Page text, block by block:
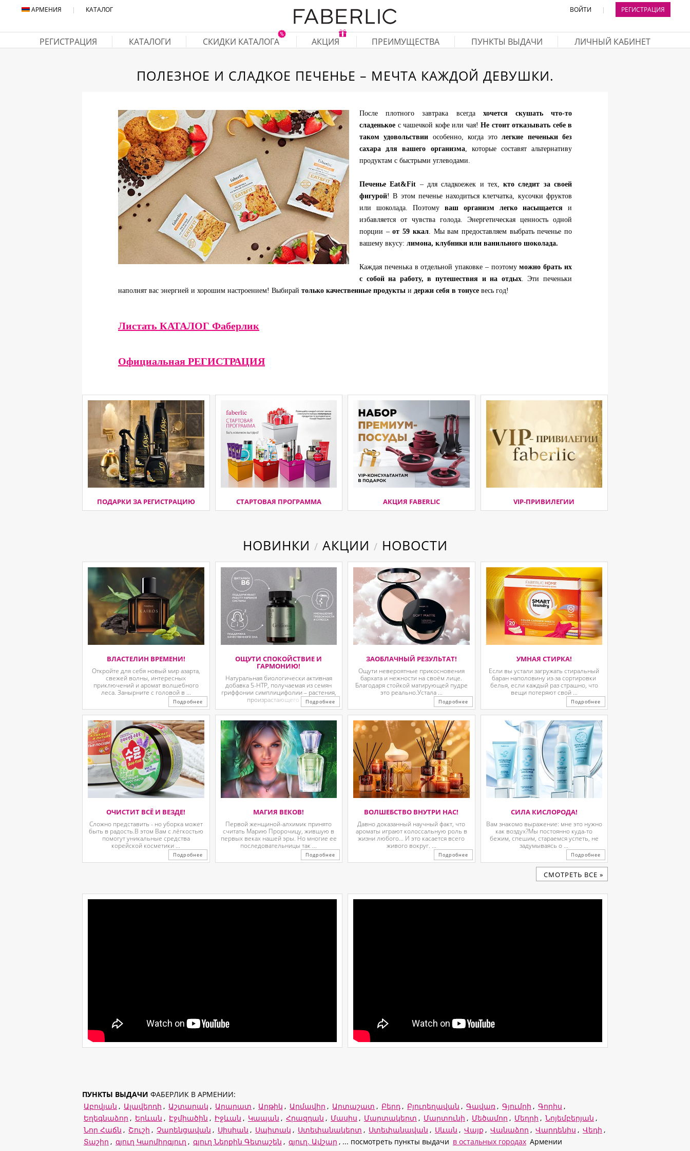
АРМЕНИЯ | КАТАЛОГ ВОЙТИ | РЕГИСТРАЦИЯ
РЕГИСТРАЦИЯ КАТАЛОГИ СКИДКИ КАТАЛОГА АКЦИЯ ПРЕИМУЩЕСТВА ПУНКТЫ ВЫДАЧИ ЛИЧНЫЙ КАБИНЕТ
ПОЛЕЗНОЕ И СЛАДКОЕ ПЕЧЕНЬЕ – МЕЧТА КАЖДОЙ ДЕВУШКИ.
После плотного завтрака всегда хочется скушать что-то
сладенькое с чашечкой кофе или чая! Не стоит отказывать себе в
таком удовольствии особенно, когда этолегкие печеньки без
сахара для вашего организма, которые составят альтернативу
продуктам с быстрыми углеводами.
Печенье Eat&Fit – для сладкоежек и тех,кто следит за своей
фигурой! В этом печенье находиться клетчатка, кусочки фруктов
или шоколада. Поэтому ваш организм легко насыщается и
избавляется от чувства голода. Энергетическая ценность одной
порции –от 59 ккал. Мы вам предоставляем выбрать печенье по
вашему вкусу: лимона, клубники или ванильного шоколада.
Каждая печенька в отдельной упаковке – поэтомуможно брать их
с собой на работу, в путешествия и на отдых. Эти печеньки
наполнят вас энергией и хорошим настроением! Выбирай только качественные продукты и держи себя в тонусе весь год!
Листать КАТАЛОГ Фаберлик
Официальная РЕГИСТРАЦИЯ
ПОДАРКИ ЗА РЕГИСТРАЦИЮ СТАРТОВАЯ ПРОГРАММА АКЦИЯ FABERLIC VIP-ПРИВИЛЕГИИ
НОВИНКИ / АКЦИИ / НОВОСТИ
ВЛАСТЕЛИН ВРЕМЕНИ!
Откройте для себя новый мир азарта,
свежей волны, интересных
приключений и аромат волшебного
леса. Занырните с головой в ...
Подробнее
ОЩУТИ СПОКОЙСТВИЕ И
ГАРМОНИЮ!
Натуральная биологически активная
добавка 5-HTP, получаемая из семян
гриффонии симплицифолии – растения,
произрастающего в ...Подробнее
ЗАОБЛАЧНЫЙ РЕЗУЛЬТАТ!
Ощути невероятные прикосновения
бархата и нежности на своём лице.
Благодаря стойкой матирующей пудре
это реально.Устала ...
Подробнее
УМНАЯ СТИРКА!
Если вы устали загружать стиральный
баран наполовину из-за сортировки
белья, если каждый раз страшно, что
вещи потеряют свой ...
Подробнее
ОЧИСТИТ ВСЁ И ВЕЗДЕ!
Сложно представить - но уборка может
быть в радость.В этом Вам с лёгкостью
помогут уникальные средства
корейской косметики ...
Подробнее
МАГИЯ ВЕКОВ!
Первой женщиной-алхимик принято
считать Марию Пророчицу, жившую в
первых веках нашей эры. Но многие ее
последовательницы так ...
Подробнее
ВОЛШЕБСТВО ВНУТРИ НАС!
Давно доказанный научный факт, что
ароматы играют колоссальную роль в
жизни любого… И это касается всего
живого вокруг. ...
Подробнее
СИЛА КИСЛОРОДА!
Вам знакомо выражение: мне это нужно
как воздух?Мы постоянно куда-то
бежим, спешим, стараемся успеть, не
задумываясь о ...
Подробнее
CМОТРЕТЬ ВСЕ »
ПУНКТЫ ВЫДАЧИ ФАБЕРЛИК В АРМЕНИИ:
Աբովյան , Ալավերդի , Աշտարակ , Արարատ , Արթիկ , Արմավիր , Արտաշատ , Բերդ, Բյուրեղավան , Գավառ, Գյումրի , Գորիս ,
Եղեգնաձոր , Երևան , Էջմիածին , Իջևան , Կապան , Հրազդան , Մասիս , Մարտակերտ , Մարտունի , Մեծամոր , Մեղրի , Նոյեմբերյան ,
Նոր Հաճն , Շուշի , Չարենցավան , Սիսիան , Սպիտակ , Ստեփանակերտ , Ստեփանավան , Սևան , Վայք , Վանաձոր , Վարդենիս , Վեդի ,
Տաշիր , գյուղ Կարմիրգյուղ , գյուղ Ներքին Գետաշեն , գյուղ. Ավշար , ... посмотреть пункты выдачи в остальных городах Армении